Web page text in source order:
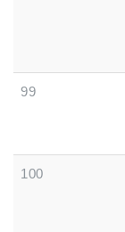
99
100